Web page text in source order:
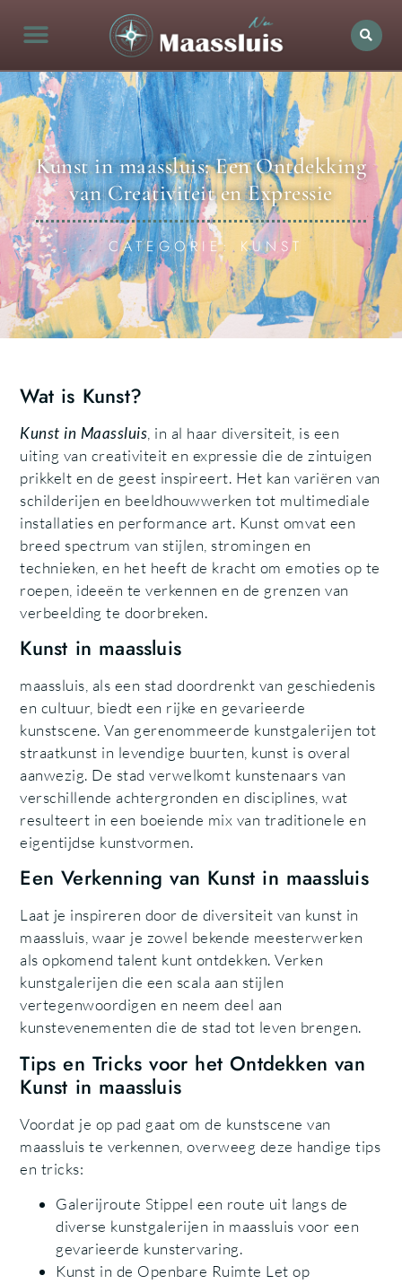
Kunst in maassluis: Een Ontdekking
van Creativiteit en Expressie
CATEGORIE: KUNST
Wat is Kunst?
Kunst in Maassluis , in al haar diversiteit, is een
uiting van creativiteit en expressie die de zintuigen
prikkelt en de geest inspireert. Het kan variëren van
schilderijen en beeldhouwwerken tot multimediale
installaties en performance art. Kunst omvat een
breed spectrum van stijlen, stromingen en
technieken, en het heeft de kracht om emoties op te
roepen, ideeën te verkennen en de grenzen van
verbeelding te doorbreken.
Kunst in maassluis
maassluis, als een stad doordrenkt van geschiedenis
en cultuur, biedt een rijke en gevarieerde
kunstscene. Van gerenommeerde kunstgalerijen tot
straatkunst in levendige buurten, kunst is overal
aanwezig. De stad verwelkomt kunstenaars van
verschillende achtergronden en disciplines, wat
resulteert in een boeiende mix van traditionele en
eigentijdse kunstvormen.
Een Verkenning van Kunst in maassluis
Laat je inspireren door de diversiteit van kunst in
maassluis, waar je zowel bekende meesterwerken
als opkomend talent kunt ontdekken. Verken
kunstgalerijen die een scala aan stijlen
vertegenwoordigen en neem deel aan
kunstevenementen die de stad tot leven brengen.
Tips en Tricks voor het Ontdekken van
Kunst in maassluis
Voordat je op pad gaat om de kunstscene van
maassluis te verkennen, overweeg deze handige tips
en tricks:
Galerijroute Stippel een route uit langs de
diverse kunstgalerijen in maassluis voor een
gevarieerde kunstervaring.
Kunst in de Openbare Ruimte Let op